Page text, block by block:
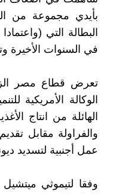
بأيدي مجموعة من
في السنوات الأخيرة وتصل الى
تعرض قطاع مصر
الهائلة من انتاج
والفراولة مقابل
عمل أجنبية لتسديد
وفقا لتيموثي